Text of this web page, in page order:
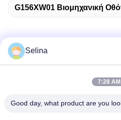
G156XW01 Βιομηχανική
Γρήγορη επικοινωνία
Κτίριο Α, Κτίριο VERSINO, Νέα
Selina
7:28 AM
Good day, what product are you